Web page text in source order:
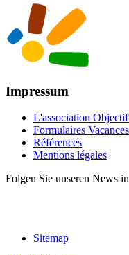
Impressum
L'association
Formulaires
Références
Mentions légales
Folgen Sie unseren News
Sitemap